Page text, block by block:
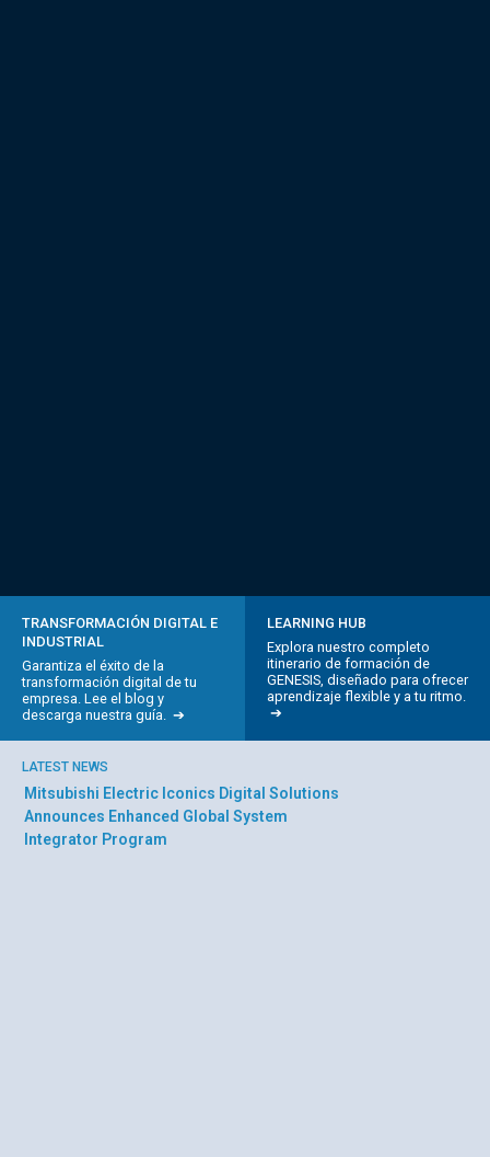
TRANSFORMACIÓN DIGITAL E
INDUSTRIAL
Garantiza el éxito de la
transformación digital de tu
empresa. Lee el blog y
descarga nuestra guía. ➔
LEARNING HUB
Explora nuestro completo
itinerario de formación de
GENESIS, diseñado para ofrecer
aprendizaje flexible y a tu ritmo.
➔
LATEST NEWS
GENESIS version 11.05 Advances Industrial
Automation with Modern .NET 10 Foundation,
Scalable Architecture, and AI-ready